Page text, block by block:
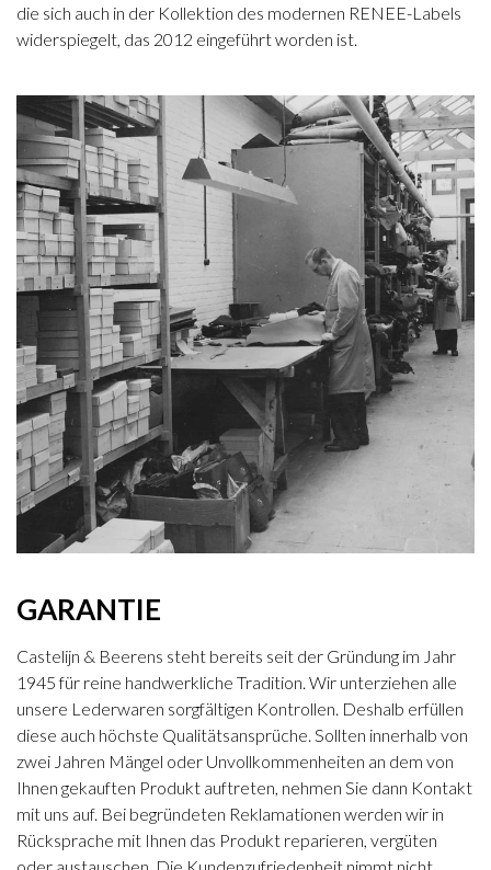
die sich auch in der Kollektion des modernen RENEE-Labels
widerspiegelt, das 2012 eingeführt worden ist.
GARANTIE
Castelijn & Beerens steht bereits seit der Gründung im Jahr
1945 für reine handwerkliche Tradition. Wir unterziehen alle
unsere Lederwaren sorgfältigen Kontrollen. Deshalb erfüllen
diese auch höchste Qualitätsansprüche. Sollten innerhalb von
zwei Jahren Mängel oder Unvollkommenheiten an dem von
Ihnen gekauften Produkt auftreten, nehmen Sie dann Kontakt
mit uns auf. Bei begründeten Reklamationen werden wir in
Rücksprache mit Ihnen das Produkt reparieren, vergüten
oder austauschen. Die Kundenzufriedenheit nimmt nicht